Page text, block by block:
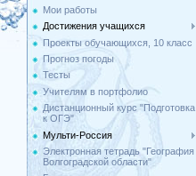
Мои работы
Достижения учащихся
Проекты обучающихся, 10 класс
Прогноз погоды
Тесты
Учителям в портфолио
Дистанционный курс "Подготовка
к ОГЭ"
Мульти-Россия
Электронная тетрадь "География
Волгоградской области"